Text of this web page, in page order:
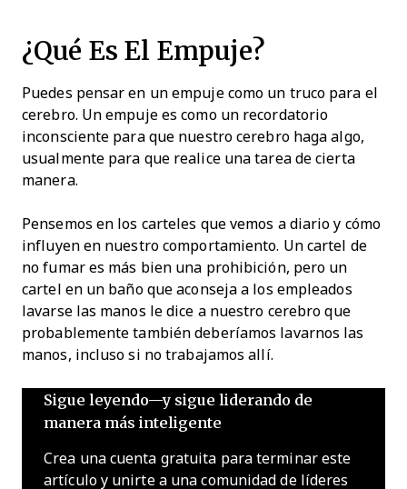
¿Qué Es El Empuje?
Puedes pensar en un empuje como un truco para el
cerebro. Un empuje es como un recordatorio
inconsciente para que nuestro cerebro haga algo,
usualmente para que realice una tarea de cierta
manera.
Pensemos en los carteles que vemos a diario y cómo
influyen en nuestro comportamiento. Un cartel de
no fumar es más bien una prohibición, pero un
cartel en un baño que aconseja a los empleados
lavarse las manos le dice a nuestro cerebro que
probablemente también deberíamos lavarnos las
manos, incluso si no trabajamos allí.
Sigue leyendo—y sigue liderando de
manera más inteligente
Crea una cuenta gratuita para terminar este
artículo y unirte a una comunidad de líderes